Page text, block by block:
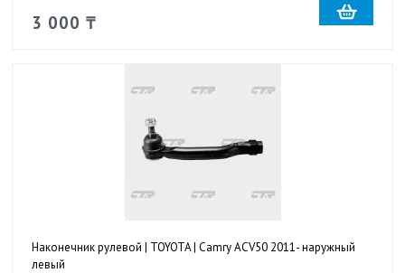
3 000 ₸
Наконечник рулевой | TOYOTA | Camry ACV50 2011- наружный
левый